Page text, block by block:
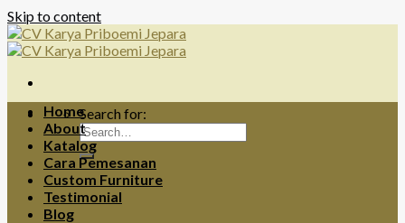
Skip to content
Search for:
Home
About
Katalog
Cara Pemesanan
Custom Furniture
Testimonial
Blog